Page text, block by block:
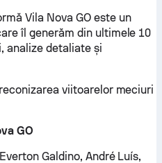
Vila Nova GO este un
îl generăm din ultimele 10
analize detaliate și
viitoarelor meciuri
GO
Galdino, André Luís,